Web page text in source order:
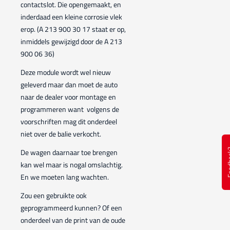
contactslot. Die opengemaakt, en
inderdaad een kleine corrosie vlek
erop. (A 213 900 30 17 staat er op,
inmiddels gewijzigd door de A 213
900 06 36)
Deze module wordt wel nieuw
geleverd maar dan moet de auto
naar de dealer voor montage en
programmeren want volgens de
voorschriften mag dit onderdeel
niet over de balie verkocht.
De wagen daarnaar toe brengen
kan wel maar is nogal omslachtig.
En we moeten lang wachten.
Zou een gebruikte ook
geprogrammeerd kunnen? Of een
onderdeel van de print van de oude